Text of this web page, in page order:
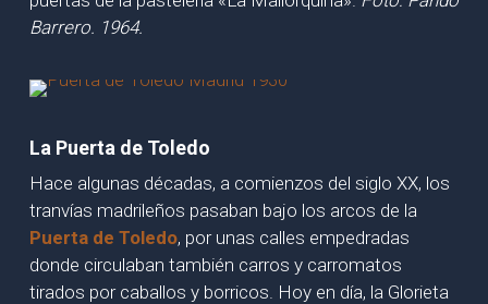
Barrero. 1964.
La Puerta de Toledo
Hace algunas décadas, a comienzos del siglo XX, los
tranvías madrileños pasaban bajo los arcos de la
Puerta de Toledo, por unas calles empedradas
donde circulaban también carros y carromatos
tirados por caballos y borricos. Hoy en día, la Glorieta